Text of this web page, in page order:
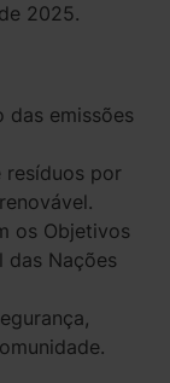
2025.
das emissões
resíduos por
os Objetivos
das Nações